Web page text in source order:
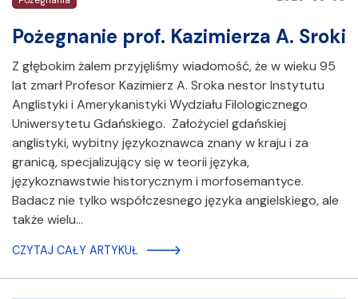
Pożegnanie prof. Kazimierza A. Sroki
Z głębokim żalem przyjęliśmy wiadomość, że w wieku 95
lat zmarł Profesor Kazimierz A. Sroka nestor Instytutu
Anglistyki i Amerykanistyki Wydziału Filologicznego
Uniwersytetu Gdańskiego. Założyciel gdańskiej
anglistyki, wybitny językoznawca znany w kraju i za
granicą, specjalizujący się w teorii języka,
językoznawstwie historycznym i morfosemantyce.
Badacz nie tylko współczesnego języka angielskiego, ale
także wielu…
CZYTAJ CAŁY ARTYKUŁ